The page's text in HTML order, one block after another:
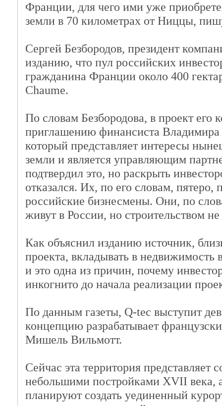
Франции, для чего ими уже
земли в 70 километрах от Ниццы,
Сергей Безбородов, президент
изданию, что пул российских
гражданина Франции около 400
Chaume.
По словам Безбородова, в проект его
приглашению финансиста Владимира
который представляет интересы
земли и является управляющим
подтвердил это, но раскрыть
отказался. Их, по его словам, пятеро,
российские бизнесмены. Они, по
живут в России, но строительством
Как объяснил изданию источник,
проекта, вкладывать в недвижимость
и это одна из причин, почему
инкогнито до начала реализации
По данным газеты, Q-tec выступит
концепцию разрабатывает
Мишель Вильмотт.
Сейчас эта территория представляет
небольшими постройками XVII века,
планируют создать уединенный